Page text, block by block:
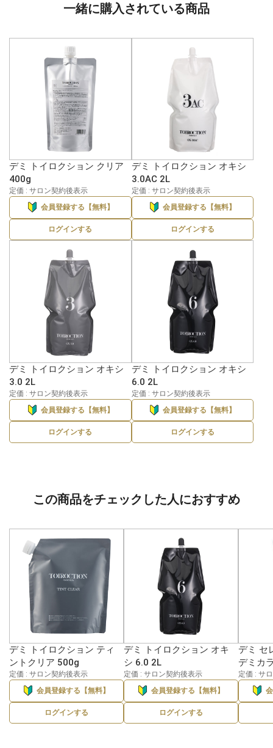
一緒に購入されている商品
デミ トイロクション クリア
400g
定価 : サロン契約後表示
会員登録する【無料】
ログインする
デミ トイロクション オキシ
3.0AC 2L
定価 : サロン契約後表示
会員登録する【無料】
ログインする
デミ トイロクション オキシ
3.0 2L
定価 : サロン契約後表示
会員登録する【無料】
ログインする
デミ トイロクション オキシ
6.0 2L
定価 : サロン契約後表示
会員登録する【無料】
ログインする
この商品をチェックした人におすすめ
デミ トイロクション ティ
ントクリア 500g
定価 : サロン契約後表示
会員登録する【無料】
ログインする
デミ トイロクション オキ
シ 6.0 2L
定価 : サロン契約後表示
会員登録する【無料】
ログインする
デミ セ
デミカ
定価 : サ